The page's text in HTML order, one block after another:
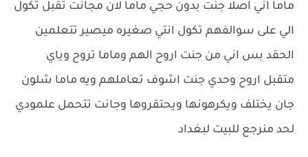
ماما اني اصلا جنت بدون حجي ماما لان مجانت تقبل تكول
الي على سوالفهم تكول انتي صغيره ميصير تتعلمين
الحقد بس اني من جنت اروح الهم وماما تروح وياي
متقبل اروح وحدي جنت اشوف تعاملهم ويه ماما شلون
جان يختلف ويكرهونها ويحتقروها وجانت تتحمل علمودي
لحد منرجع للبيت لبغداد